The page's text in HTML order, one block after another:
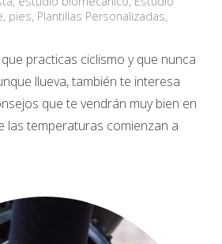
, pies, Plantillas Personalizadas,
practicas ciclismo y que nunca
llueva, también te interesa
que te vendrán muy bien en
las temperaturas comienzan a